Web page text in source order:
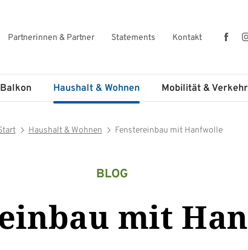
Partnerinnen & Partner Statements Kontakt
Haushalt & Wohnen Mobilität & Verkehr
Haushalt & Wohnen Fenstereinbau mit Hanfwolle
BLOG
mit